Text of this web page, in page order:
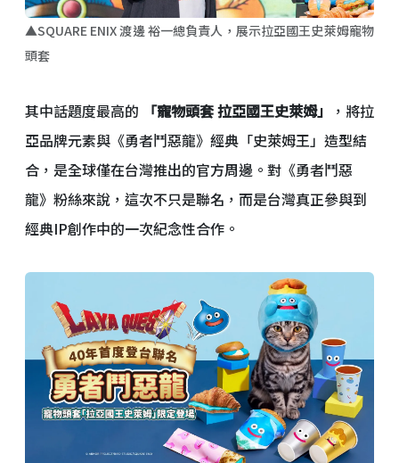
▲SQUARE ENIX 渡邊 裕一總負責人，展示拉亞國王史萊姆寵物
頭套
其中話題度最高的 「寵物頭套 拉亞國王史萊姆」
，將拉
亞品牌元素與《勇者鬥惡龍》經典「史萊姆王」造型結
合，是全球僅在台灣推出的官方周邊。對《勇者鬥惡
龍》粉絲來說，這次不只是聯名，而是台灣真正參與到
經典IP創作中的一次紀念性合作。